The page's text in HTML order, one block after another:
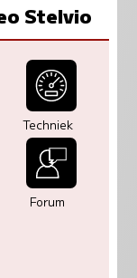
Stelvio
Techniek
Forum